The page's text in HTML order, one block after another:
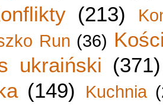
(213)
Run (36)
ukraiński (371)
(149) Kuchnia